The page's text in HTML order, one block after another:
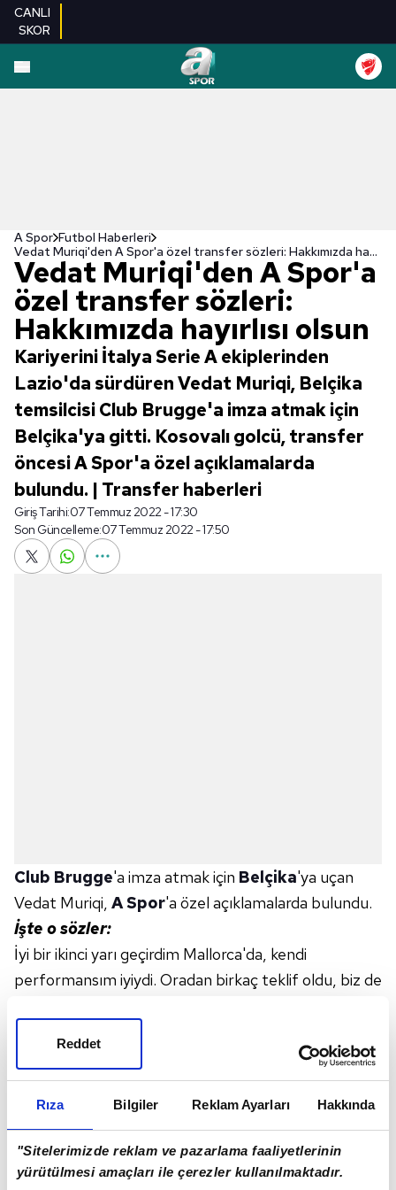
Rıza Bilgiler Reklam Ayarları Hakkında
"Sitelerimizde reklam ve pazarlama faaliyetlerinin
yürütülmesi amaçları ile çerezler kullanılmaktadır.
Reddet
CANLI
SKOR
A Spor Futbol Haberleri
Vedat Muriqi'den A Spor'a özel transfer sözleri: Hakkımızda hayırlısı olsun
Vedat Muriqi'den A Spor'a
özel transfer sözleri:
Hakkımızda hayırlısı olsun
Kariyerini İtalya Serie A ekiplerinden
Lazio'da sürdüren Vedat Muriqi, Belçika
temsilcisi Club Brugge'a imza atmak için
Belçika'ya gitti. Kosovalı golcü, transfer
öncesi A Spor'a özel açıklamalarda
bulundu. | Transfer haberleri
Giriş Tarihi:07 Temmuz 2022 - 17:30
Son Güncelleme:07 Temmuz 2022 - 17:50
Club Brugge'a imza atmak için Belçika'ya uçan
Vedat Muriqi, A Spor'a özel açıklamalarda bulundu.
İşte o sözler:
İyi bir ikinci yarı geçirdim Mallorca'da, kendi
performansım iyiydi. Oradan birkaç teklif oldu, biz de
Aslında beklentiyi arttırmıyor, biz bu işi profesyonel
olarak yapıyoruz, bir yerde bu kadar istenilmek, Bir
kulüp tarihinin en pahalı futbolcusu olmak onur
verici. Henüz resmi olmadığı için kelimeleri
seçiyorum.